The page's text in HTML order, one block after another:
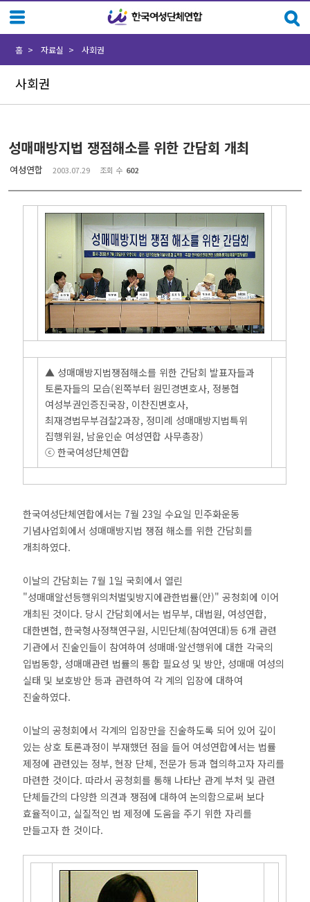
사회권
홈 자료실 사회권
성매매방지법 쟁점해소를 위한 간담회 개최
여성연합 2003.07.29 조회 수 602
▲ 성매매방지법쟁점해소를 위한 간담회 발표자들과
토론자들의 모습(왼쪽부터 원민경변호사, 정봉협
여성부권인증진국장, 이찬진변호사,
최재경법무부검찰2과장, 정미례 성매매방지법특위
집행위원, 남윤인순 여성연합 사무총장)
ⓒ 한국여성단체연합
한국여성단체연합에서는 7월 23일 수요일 민주화운동
기념사업회에서 성매매방지법 쟁점 해소를 위한 간담회를
개최하였다.
이날의 간담회는 7월 1일 국회에서 열린
"성매매알선등행위의처벌및방지에관한법률(안)" 공청회에 이어
개최된 것이다. 당시 간담회에서는 법무부, 대법원, 여성연합,
대한변협, 한국형사정책연구원, 시민단체(참여연대)등 6개 관련
기관에서 진술인들이 참여하여 성매매·알선행위에 대한 각국의
입법동향, 성매매관련 법률의 통합 필요성 및 방안, 성매매 여성의
실태 및 보호방안 등과 관련하여 각 계의 입장에 대하여
진술하였다.
이날의 공청회에서 각계의 입장만을 진술하도록 되어 있어 깊이
있는 상호 토론과정이 부재했던 점을 들어 여성연합에서는 법률
제정에 관련있는 정부, 현장 단체, 전문가 등과 협의하고자 자리를
마련한 것이다. 따라서 공청회를 통해 나타난 관계 부처 및 관련
단체들간의 다양한 의견과 쟁점에 대하여 논의함으로써 보다
효율적이고, 실질적인 법 제정에 도움을 주기 위한 자리를
만들고자 한 것이다.